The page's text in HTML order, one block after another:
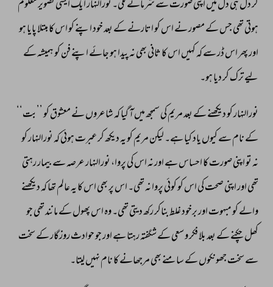
کر دل ہی دل میں اپنی صورت سے شرمانے لگی۔ نورالنہار ایک ایسی تصویر معلوم
ہوتی تھی جس کے مصور نے اس کو اتارنے کے بعد خود اپنے کو اس کا مبتلا پایا ہو
اور پھر اس ڈر سے کہ کہیں اس کا ثانی بھی نہ پیدا ہو جائے اپنے فن کو ہمیشہ کے
لیے ترک کر دیا ہو۔
نورالنہار کو دیکھنے کے بعد مریم کی سمجھ میں آ گیا کہ شاعروں نے معشوق کو ’’بت‘‘
کے نام سے کیوں یاد کیا ہے۔ لیکن مریم کو یہ دیکھ کر عبرت ہوئی کہ نورالنہار کو
نہ تو اپنی صورت کا احساس ہے اور نہ اس کی پروا، نورالنہار عرصہ سے بیمار رہتی
تھی اور اپنی صحت کی اس کو کوئی پروا نہ تھی۔ اس پر بھی اس کا یہ عالم تھا کہ دیکھنے
والے کو مبہوت اور برخود غلط بناکر رکھ دیتی تھی۔ وہ اس پھول کے مانند تھی جو
کھل چکنے کے بعد بلا فکر و سعی کے شگفتہ رہتا ہے اور جو حوادث روزگار کے سخت
سے سخت جھونکوں کے سامنے بھی مرجھانے کا نام نہیں لیتا۔